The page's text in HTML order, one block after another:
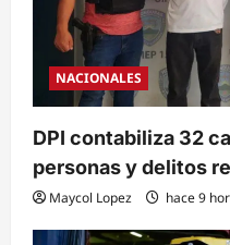
NACIONALES
DPI contabiliza 32
personas y delitos
Maycol Lopez hace 9